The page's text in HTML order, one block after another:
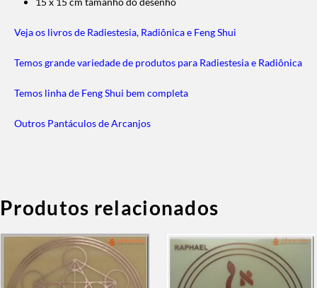
Veja os livros de Radiestesia, Radiônica e Feng Shui
Temos grande variedade de produtos para Radiestesia e Radiônica
Temos linha de Feng Shui bem completa
Outros Pantáculos de Arcanjos
Produtos relacionados